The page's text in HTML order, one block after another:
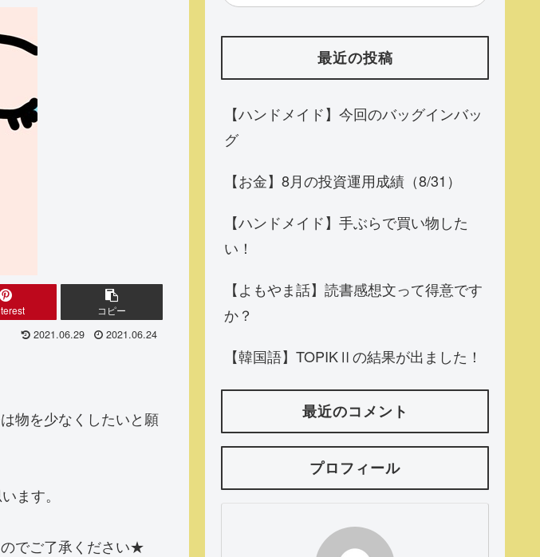
コピー
2021.06.29 2021.06.24
物を少なくしたいと願
ます。
でご了承ください★
最近の投稿
【ハンドメイド】今回のバッグインバッ
グ
【お金】8月の投資運用成績（8/31）
【ハンドメイド】手ぶらで買い物した
い！
【よもやま話】読書感想文って得意です
か？
【韓国語】TOPIKⅡの結果が出ました！
最近のコメント
プロフィール